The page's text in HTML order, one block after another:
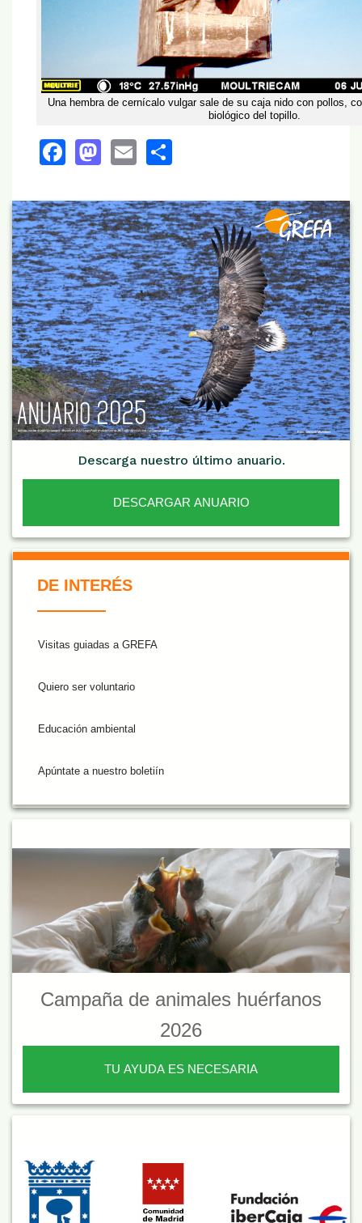
Una hembra de cernícalo vulgar sale de su caja nido con pollos,
biológico del topillo.
Facebook
Mastodon
Email
Descarga nuestro último anuario.
DESCARGAR ANUARIO
De Interés NARANJA
DE INTERÉS
Visitas guiadas a GREFA
Quiero ser voluntario
Educación ambiental
Apúntate a nuestro boletiín
Campaña de animales huérfanos
2026
TU AYUDA ES NECESARIA